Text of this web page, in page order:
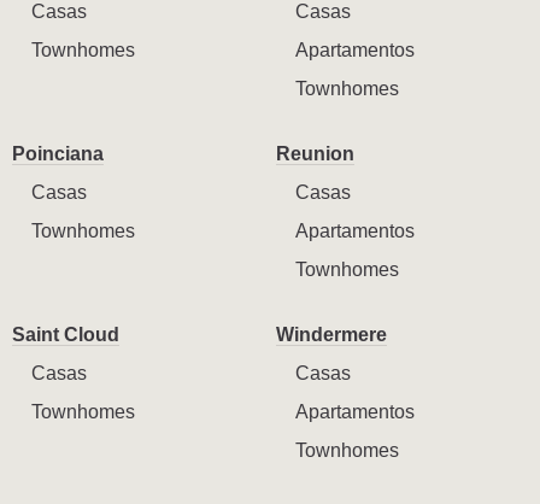
Casas
Townhomes
Casas
Apartamentos
Townhomes
Poinciana
Casas
Townhomes
Reunion
Casas
Apartamentos
Townhomes
Saint Cloud
Casas
Townhomes
Windermere
Casas
Apartamentos
Townhomes